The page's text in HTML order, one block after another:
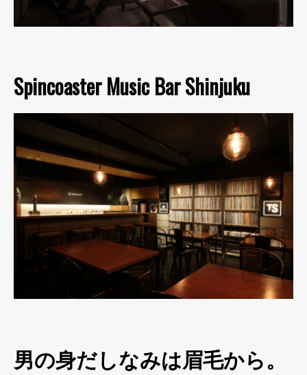
Spincoaster Music Bar Shinjuku
男の身だしなみは眉毛から。